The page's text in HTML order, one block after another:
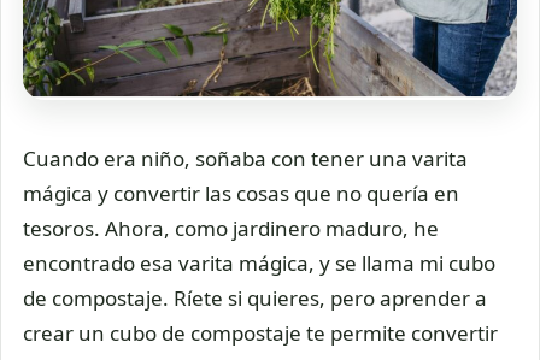
Cuando era niño, soñaba con tener una varita
mágica y convertir las cosas que no quería en
tesoros. Ahora, como jardinero maduro, he
encontrado esa varita mágica, y se llama mi cubo
de compostaje. Ríete si quieres, pero aprender a
crear un cubo de compostaje te permite convertir